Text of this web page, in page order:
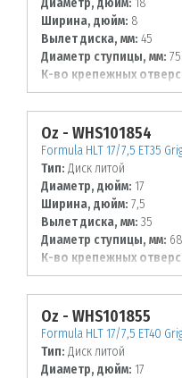
Ширина, дюйм: 8
Вылет диска, мм: 45
Диаметр ступицы, мм: 75
К-во крепежных
Диаметр располож.
114,3
Oz - WHS101854
Formula HLT 17/7,5 ET35
Тип: Диск литой
Диаметр, дюйм: 17
Ширина, дюйм: 7,5
Вылет диска, мм: 35
Диаметр ступицы, мм: 68
К-во крепежных
Диаметр располож.
100
Oz - WHS101855
Formula HLT 17/7,5 ET40
Тип: Диск литой
Диаметр, дюйм: 17